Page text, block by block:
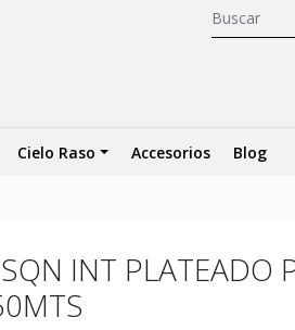
Cielo Raso Accesorios Blog
INT PLATEADO